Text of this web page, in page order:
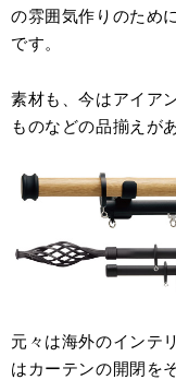
の雰囲気作りのため
です。
素材も、今はアイア
ものなどの品揃えが
元々は海外のインテ
はカーテンの開閉を